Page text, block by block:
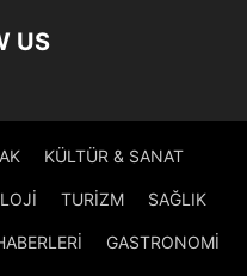
US
KÜLTÜR & SANAT
TURİZM SAĞLIK
GASTRONOMİ